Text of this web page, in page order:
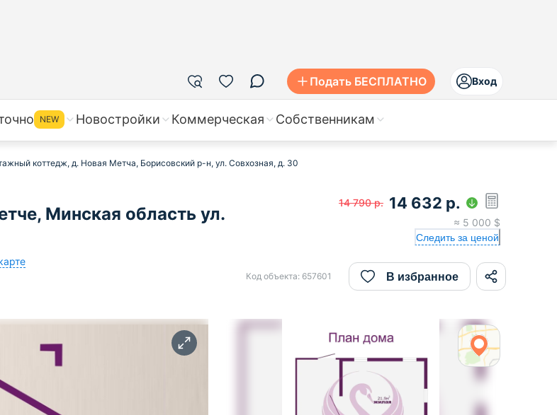
Подать БЕСПЛАТНО Вход
NEW Новостройки Коммерческая Собственникам
коттедж, д. Новая Метча, Борисовский р-н, ул. Совхозная, д. 30
Минская область ул.
14 790 р. 14 632 р.
≈ 5 000 $
Следить за ценой
Код объекта: 657601 В избранное